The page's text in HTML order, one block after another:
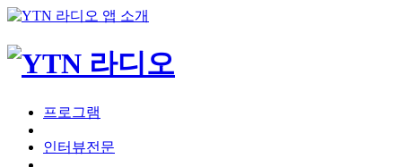
프로그램
인터뷰전문